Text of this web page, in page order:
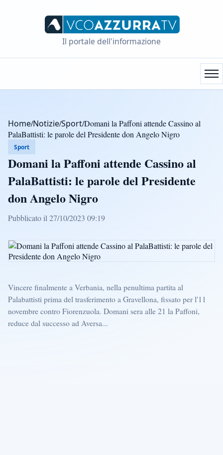
Il portale dell'informazione
Home/Notizie/Sport/Domani la Paffoni attende Cassino al
PalaBattisti: le parole del Presidente don Angelo Nigro
Sport
Domani la Paffoni attende Cassino al
PalaBattisti: le parole del Presidente
don Angelo Nigro
Pubblicato il 27/10/2023 09:19
Vincere finalmente a Verbania, nella penultima partita al
Palabattisti prima del trasferimento a Gravellona, fissato per l'11
novembre contro Fiorenzuola. Domani sera alle 21 la Paffoni,
reduce dal successo ad Aversa...